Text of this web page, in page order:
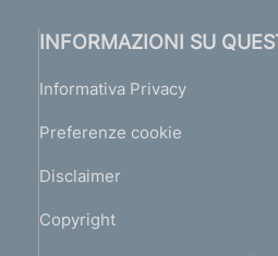
INFORMAZIONI SU
Informativa Privacy
Preferenze cookie
Disclaimer
Copyright